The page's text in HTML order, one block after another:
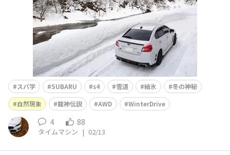
スバ学 SUBARU s4 雪道 結氷
冬の神秘
自然現象
龍神伝説 AWD WinterDrive
4 88
タイムマシン | 02/13